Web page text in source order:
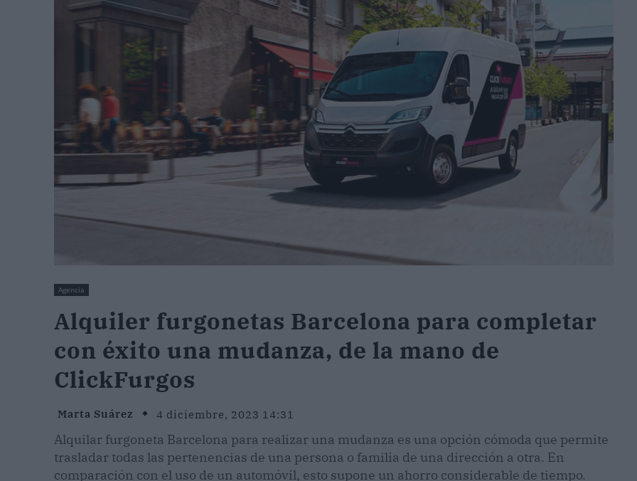
Agencia
Alquiler furgonetas Barcelona para completar
con éxito una mudanza, de la mano de
ClickFurgos
Marta Suárez 4 diciembre, 2023 14:31
Alquilar furgoneta Barcelona para realizar una mudanza es una opción cómoda que permite
trasladar todas las pertenencias de una persona o familia de una dirección a otra. En
comparación con el uso de un automóvil, esto supone un ahorro considerable de tiempo.